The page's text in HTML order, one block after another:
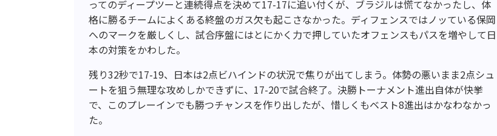
ってのディープツーと連続得点を決めて17-17に追い付くが、ブラジルは慌てなかったし、体
格に勝るチームによくある終盤のガス欠も起こさなかった。ディフェンスではノッている保岡
へのマークを厳しくし、試合序盤にはとにかく力で押していたオフェンスもパスを増やして日
本の対策をかわした。
残り32秒で17-19、日本は2点ビハインドの状況で焦りが出てしまう。体勢の悪いまま2点シュ
ートを狙う無理な攻めしかできずに、17-20で試合終了。決勝トーナメント進出自体が快挙
で、このプレーインでも勝つチャンスを作り出したが、惜しくもベスト8進出はかなわなかっ
た。